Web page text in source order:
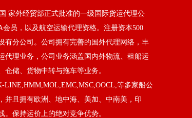
家外经贸部正式批准的一级国际货运代理公
员，以及航空运输代理资格。注册资本500
有分公司。公司拥有完善的国外代理网络，丰
代理业务，公司业务涵盖国内外物流、租船运
储、货物中转与拖车等业务。
等多家船公
并且拥有欧洲、地中海、美加、中南美，印
保持运价上的绝对竞争优势。